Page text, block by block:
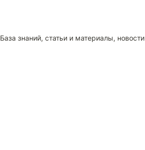
База знаний, статьи и материалы, новости